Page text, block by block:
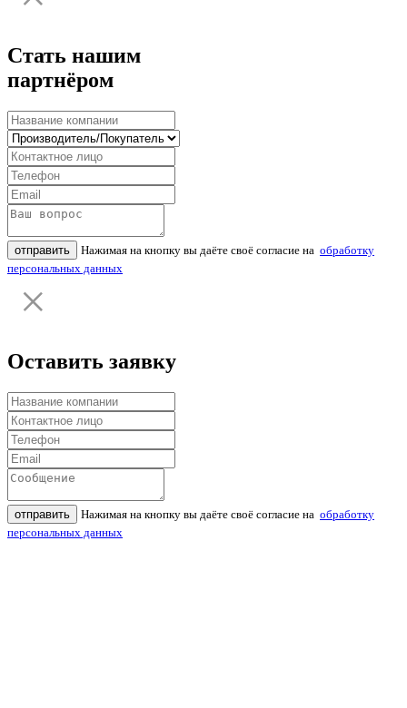
Стать нашим
партнёром
отправить Нажимая на кнопку вы даёте своё согласие на обработку
персональных данных
Оставить заявку
отправить Нажимая на кнопку вы даёте своё согласие на обработку
персональных данных